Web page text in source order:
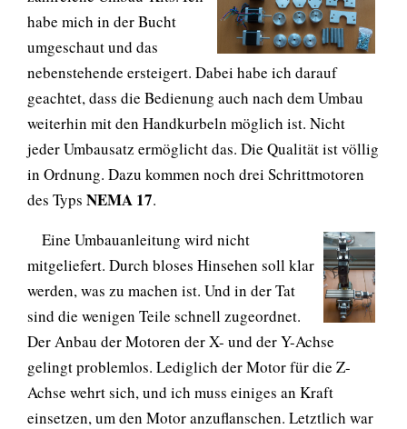
habe mich in der Bucht
umgeschaut und das
nebenstehende ersteigert. Dabei habe ich darauf
geachtet, dass die Bedienung auch nach dem Umbau
weiterhin mit den Handkurbeln möglich ist. Nicht
jeder Umbausatz ermöglicht das. Die Qualität ist völlig
in Ordnung. Dazu kommen noch drei Schrittmotoren
des Typs NEMA 17.
Eine Umbauanleitung wird nicht
mitgeliefert. Durch bloses Hinsehen soll klar
werden, was zu machen ist. Und in der Tat
sind die wenigen Teile schnell zugeordnet.
Der Anbau der Motoren der X- und der Y-Achse
gelingt problemlos. Lediglich der Motor für die Z-
Achse wehrt sich, und ich muss einiges an Kraft
einsetzen, um den Motor anzuflanschen. Letztlich war